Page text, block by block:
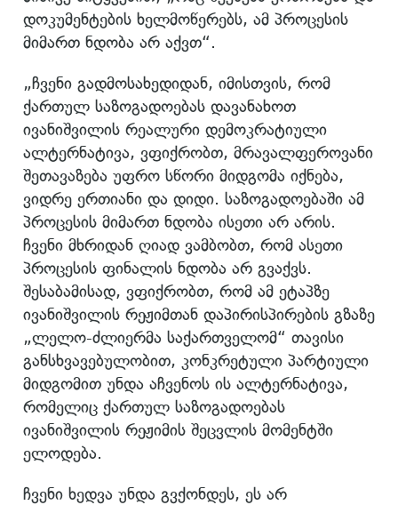
დოკუმენტების ხელმოწერებს, ამ პროცესის
მიმართ ნდობა არ აქვთ“.
„ჩვენი გადმოსახედიდან, იმისთვის, რომ
ქართულ საზოგადოებას დავანახოთ
ივანიშვილის რეალური დემოკრატიული
ალტერნატივა, ვფიქრობთ, მრავალფეროვანი
შეთავაზება უფრო სწორი მიდგომა იქნება,
ვიდრე ერთიანი და დიდი. საზოგადოებაში ამ
პროცესის მიმართ ნდობა ისეთი არ არის.
ჩვენი მხრიდან ღიად ვამბობთ, რომ ასეთი
პროცესის ფინალის ნდობა არ გვაქვს.
შესაბამისად, ვფიქრობთ, რომ ამ ეტაპზე
ივანიშვილის რეჟიმთან დაპირისპირების გზაზე
„ლელო-ძლიერმა საქართველომ“ თავისი
განსხვავებულობით, კონკრეტული პარტიული
მიდგომით უნდა აჩვენოს ის ალტერნატივა,
რომელიც ქართულ საზოგადოებას
ივანიშვილის რეჟიმის შეცვლის მომენტში
ელოდება.
ჩვენი ხედვა უნდა გვქონდეს, ეს არ